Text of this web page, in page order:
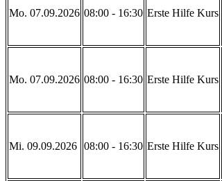
Mo. 07.09.2026 08:00 - 16:30 Erste Hilfe Kurs
Mo. 07.09.2026 08:00 - 16:30 Erste Hilfe Kurs
Mi. 09.09.2026 08:00 - 16:30 Erste Hilfe Kurs